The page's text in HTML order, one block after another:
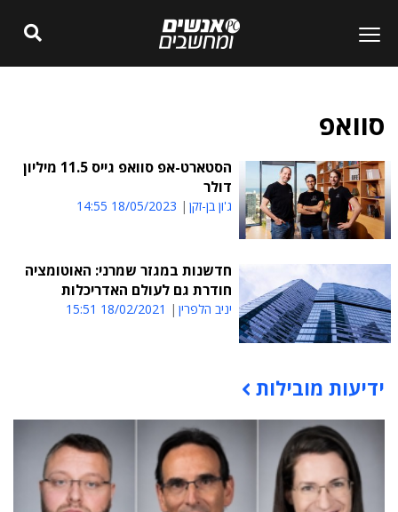
סוואפ
הסטארט-אפ סוואפ גייס 11.5 מיליון
דולר
ג'ון בן-זקן 18/05/2023 14:55
חדשנות במגזר שמרני: האוטומציה
חודרת גם לעולם האדריכלות
יניב הלפרין 18/02/2021 15:51
תוכן פרסומי
ידיעות מובילות